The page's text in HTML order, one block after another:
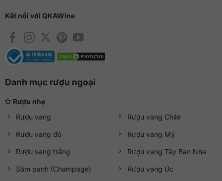
Kết nối với QKAWine
Danh mục rượu ngoại
Rượu nhẹ
Rượu vang
Rượu vang đỏ
Rượu vang trắng
Sâm panh (Champage)
Rượu vang Chile
Rượu vang Mỹ
Rượu vang Tây Ban Nha
Rượu vang Úc